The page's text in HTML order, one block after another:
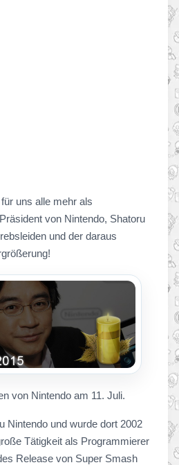
uns alle mehr als
von Nintendo, Shatoru
und der daraus
von Nintendo am 11. Juli.
Nintendo und wurde dort 2002
Tätigkeit als Programmierer
Release von Super Smash